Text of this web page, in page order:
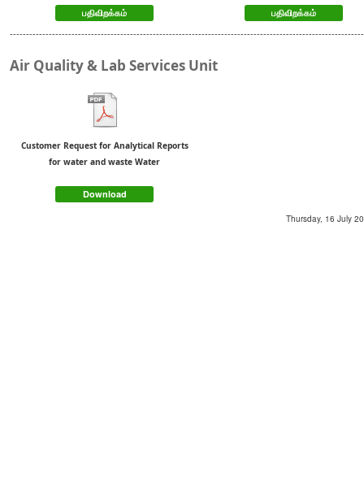
பதிவிறக்கம்
பதிவிறக்கம்
Air Quality & Lab Services Unit
Customer Request for Analytical Reports
for water and waste Water
Download
Thursday, 16 July